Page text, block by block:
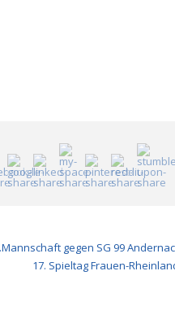
gegen SG 99
17. Spieltag Frauen-